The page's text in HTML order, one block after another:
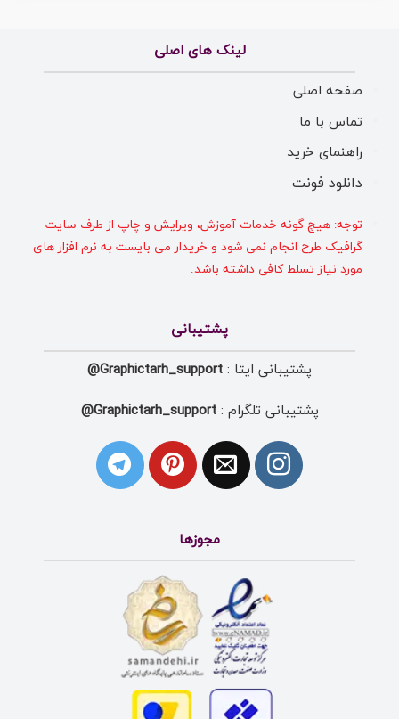
لینک های اصلی
صفحه اصلی
تماس با ما
راهنمای خرید
دانلود فونت
توجه: هیچ گونه خدمات آموزش، ویرایش و چاپ از طرف سایت
گرافیک طرح انجام نمی شود و خریدار می بایست به نرم افزار های
مورد نیاز تسلط کافی داشته باشد.
پشتیبانی
پشتیبانی ایتا : Graphictarh_support@
پشتیبانی تلگرام :Graphictarh_support@
مجوزها